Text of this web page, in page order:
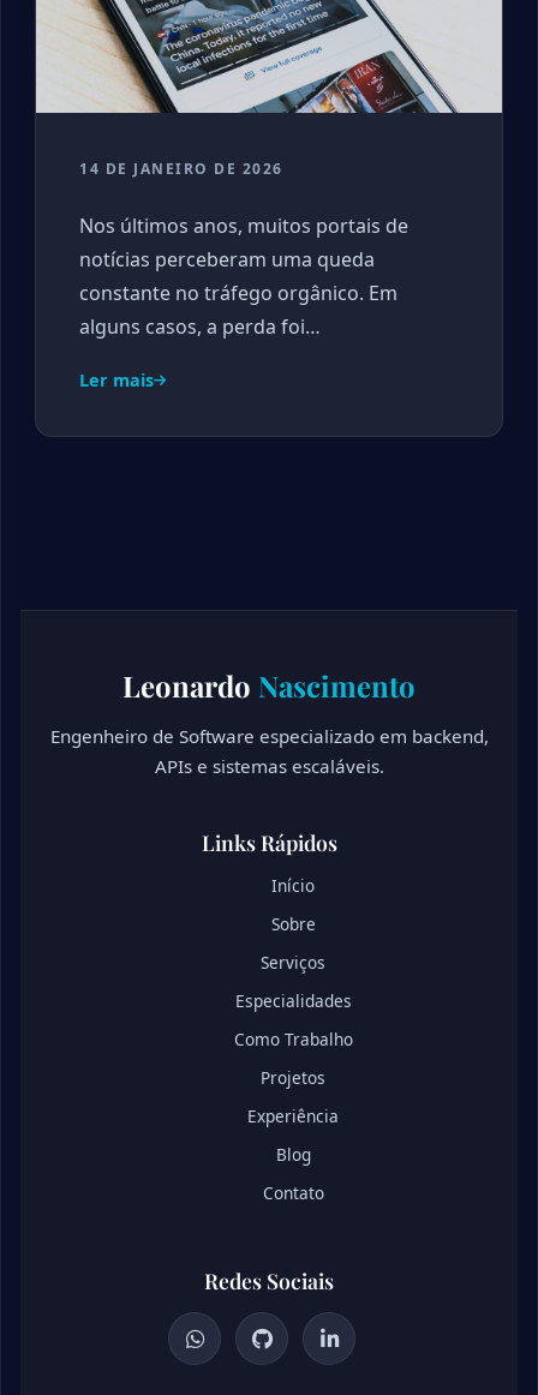
14 DE JANEIRO DE 2026
Nos últimos anos, muitos portais de
notícias perceberam uma queda
constante no tráfego orgânico. Em
alguns casos, a perda foi…
Ler mais
Leonardo Nascimento
Engenheiro de Software especializado em backend,
APIs e sistemas escaláveis.
Links Rápidos
Início
Sobre
Serviços
Especialidades
Como Trabalho
Projetos
Experiência
Blog
Contato
Redes Sociais